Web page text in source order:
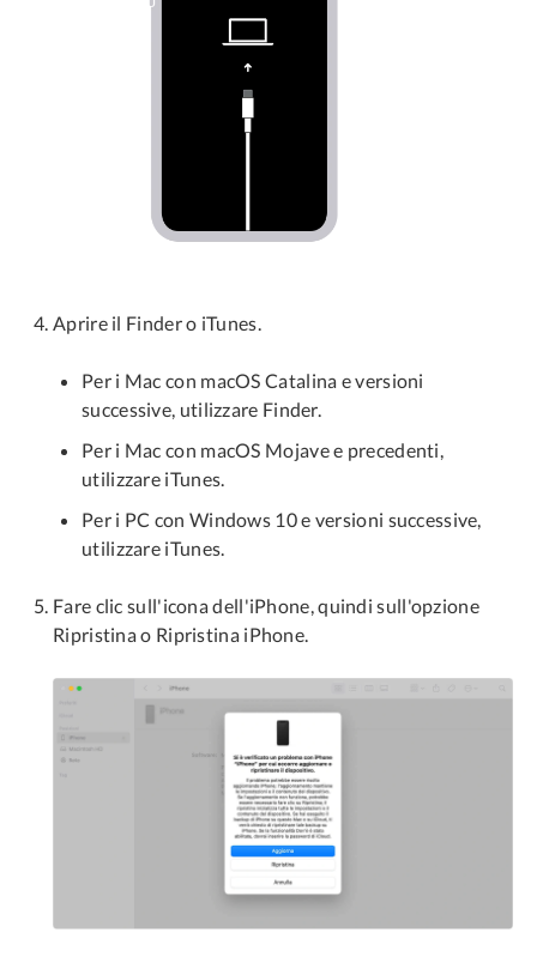
Aprire il Finder o iTunes.
Per i Mac con macOS Catalina e versioni
successive, utilizzare Finder.
Per i Mac con macOS Mojave e precedenti,
utilizzare iTunes.
Per i PC con Windows 10 e versioni successive,
utilizzare iTunes.
Fare clic sull'icona dell'iPhone, quindi sull'opzione
Ripristina o Ripristina iPhone.